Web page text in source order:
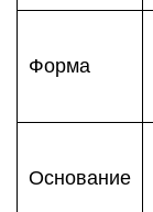
Форма
Основание